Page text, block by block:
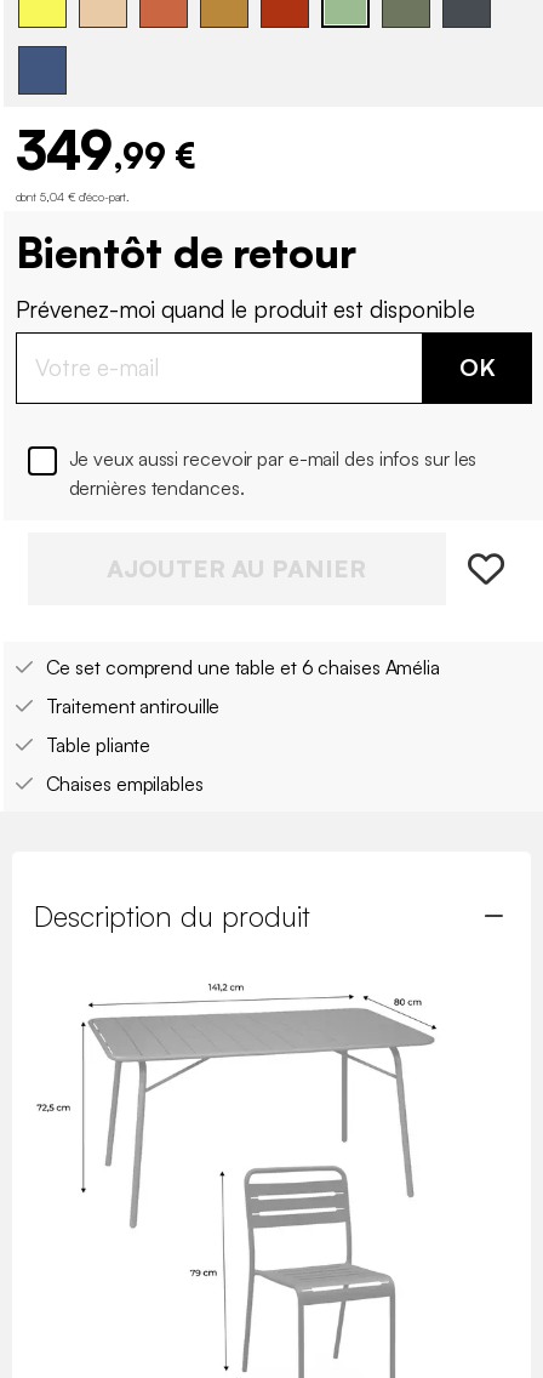
349,99 €
dont 5,04 € d'éco-part
Bientôt de retour
Prévenez-moi quand le produit est disponible
OK
Je veux aussi recevoir par e-mail des infos sur les
dernières tendances.
AJOUTER AU PANIER
Ce set comprend une table et 6 chaises Amélia
Traitement antirouille
Table pliante
Chaises empilables
Description du produit